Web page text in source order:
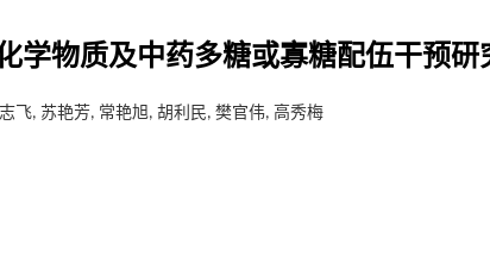
学物质及中药多糖或寡糖配伍干预研
飞, 苏艳芳, 常艳旭, 胡利民, 樊官伟, 高秀梅